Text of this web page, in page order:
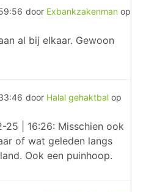
door Exbankzakenman op
al bij elkaar. Gewoon
door Halal gehaktbal op
25 | 16:26: Misschien ook
of wat geleden langs
Ook een puinhoop.